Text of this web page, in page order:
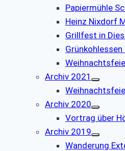
Papiermühle
Heinz Nixdorf
Grillfest in
Archiv 2021
Archiv 2020
Vortrag über
Archiv 2019
Wanderung